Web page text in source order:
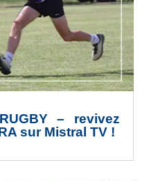
– revivez
sur Mistral TV !